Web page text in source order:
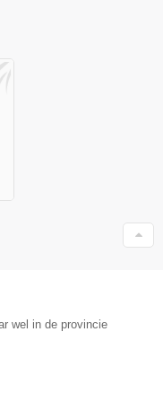
wel in de provincie